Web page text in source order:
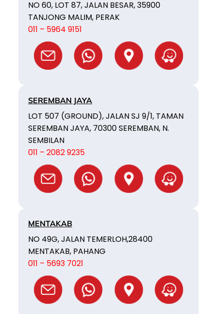
NO 60, LOT 87, JALAN BESAR, 35900
TANJONG MALIM, PERAK
011 – 5964 9151
SEREMBAN JAYA
LOT 507 (GROUND), JALAN SJ 9/1, TAMAN
SEREMBAN JAYA, 70300 SEREMBAN, N.
SEMBILAN
011 – 2082 9235
MENTAKAB
NO 49G, JALAN TEMERLOH,28400
MENTAKAB, PAHANG
011 – 5693 7021